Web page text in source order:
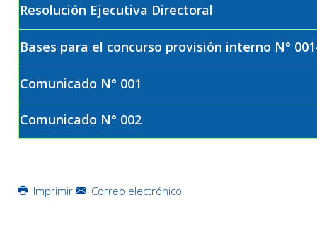
Resolución Ejecutiva Directoral
Bases para el concurso provisión interno N°
Comunicado N° 001
Comunicado N° 002
Imprimir Correo electrónico